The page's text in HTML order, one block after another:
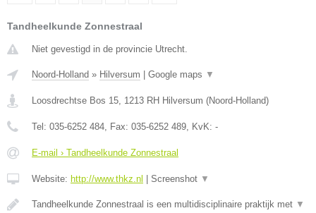
Tandheelkunde Zonnestraal
Niet gevestigd in de provincie Utrecht.
Noord-Holland » Hilversum Google maps ▼
Loosdrechtse Bos 15, 1213 RH Hilversum (Noord-Holland)
Tel: 035-6252 484, Fax: 035-6252 489, KvK: -
E-mail › Tandheelkunde Zonnestraal
Website: http://www.thkz.nl Screenshot ▼
Tandheelkunde Zonnestraal is een multidisciplinaire praktijk met ▼